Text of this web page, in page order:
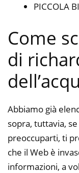
PICCOLA
Come
di
Abbiamo già
sopra, tuttavia,
preoccuparti, ti
che il Web è
informazioni, a